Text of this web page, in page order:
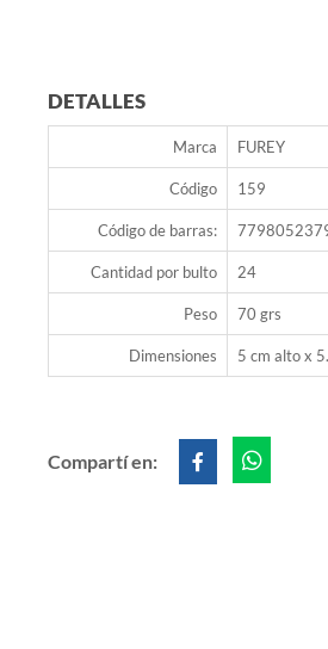
DETALLES
Marca FUREY
Código 159
Código de barras:
Cantidad por bulto 24
Peso 70 grs
Dimensiones 5 cm alto x
Compartí en: